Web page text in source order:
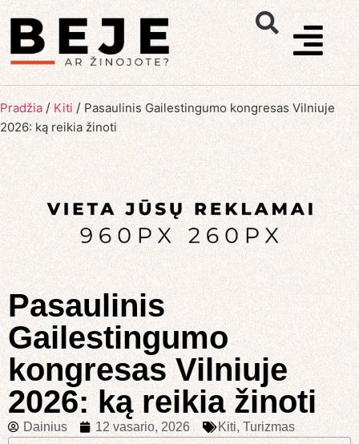
Pradžia / Kiti / Pasaulinis Gailestingumo kongresas Vilniuje
2026: ką reikia žinoti
Pasaulinis
Gailestingumo
kongresas Vilniuje
2026: ką reikia žinoti
Dainius 12 vasario, 2026 Kiti, Turizmas